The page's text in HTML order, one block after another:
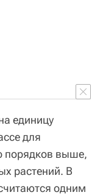
единицу
для
порядков выше,
растений. В
одним